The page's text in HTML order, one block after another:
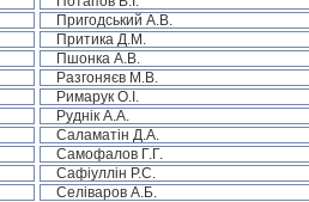
Пригодський А.В.
Притика Д.М.
Пшонка А.В.
Разгоняєв М.В.
Римарук О.І.
Руднік А.А.
Саламатін Д.А.
Самофалов Г.Г.
Сафіуллін Р.С.
Селіваров А.Б.